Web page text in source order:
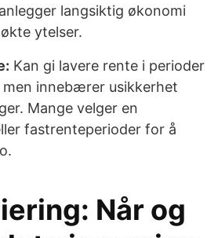
langsiktig økonomi
ytelser.
Kan gi lavere rente i perioder
men innebærer usikkerhet
Mange velger en
fastrenteperioder for å
Når og